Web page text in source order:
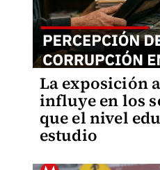
La exposición
influye en los
que el nivel
estudio